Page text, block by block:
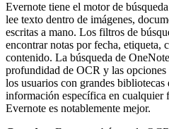
Evernote tiene el motor de
lee texto dentro de imágenes,
escritas a mano. Los filtros de
encontrar notas por fecha, etiqueta,
contenido. La búsqueda de
profundidad de OCR y las
los usuarios con grandes bibliotecas
información específica en cualquier
Evernote es notablemente mejor.